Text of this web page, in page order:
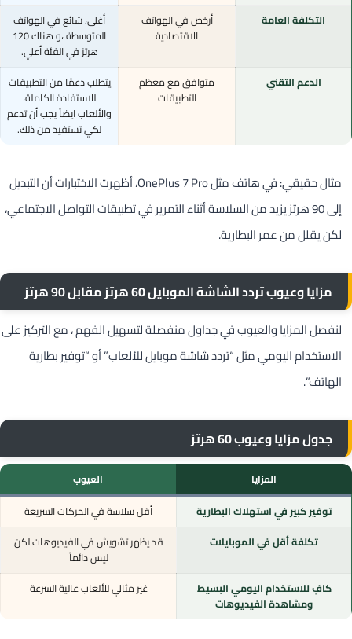
التكلفة العامة
أرخص في الهواتف
الاقتصادية
أغلى، شائع في الهواتف
المتوسطة ،و هناك 120
هرتز في الفئة أعلي.
الدعم التقني
متوافق مع معظم
التطبيقات
يتطلب دعمًا من التطبيقات
للاستفادة الكاملة،
والألعاب ايضاً يجب أن تدعم
لكي تستفيد من ذلك.
مثال حقيقي: في هاتف مثل OnePlus 7 Pro، أظهرت الاختبارات أن التبديل
إلى 90 هرتز يزيد من السلاسة أثناء التمرير في تطبيقات التواصل الاجتماعي،
لكن يقلل من عمر البطارية.
مزايا وعيوب تردد الشاشة الموبايل 60 هرتز مقابل 90 هرتز
لنفصل المزايا والعيوب في جداول منفصلة لتسهيل الفهم ، مع التركيز على
الاستخدام اليومي مثل “تردد شاشة موبايل للألعاب” أو “توفير بطارية
الهاتف”.
جدول مزايا وعيوب 60 هرتز
المزايا
العيوب
توفير كبير في استهلاك البطارية
أقل سلاسة في الحركات السريعة
تكلفة أقل في الموبايلات
قد يظهر تشويش في الفيديوهات لكن
ليس دائماً
كافٍ للاستخدام اليومي البسيط
ومشاهدة الفيديوهات
غير مثالي للألعاب عالية السرعة